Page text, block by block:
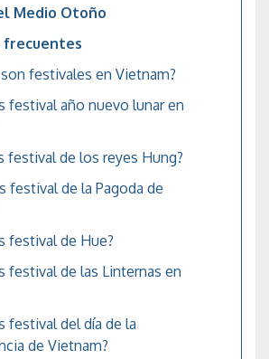
Medio Otoño
frecuentes
son festivales en Vietnam?
festival año nuevo lunar en
festival de los reyes Hung?
festival de la Pagoda de
festival de Hue?
festival de las Linternas en
festival del día de la
de Vietnam?